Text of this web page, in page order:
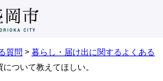
質問 > 暮らし・届け出に関するよくある
ついて教えてほしい。